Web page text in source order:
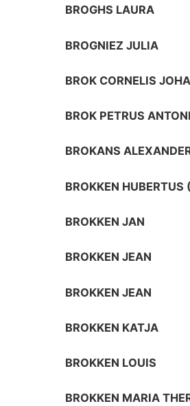
BROGHS LAURA
BROGNIEZ JULIA
BROK CORNELIS
BROK PETRUS
BROKANS
BROKKEN HUBERTUS
BROKKEN JAN
BROKKEN JEAN
BROKKEN JEAN
BROKKEN KATJA
BROKKEN LOUIS
BROKKEN MARIA